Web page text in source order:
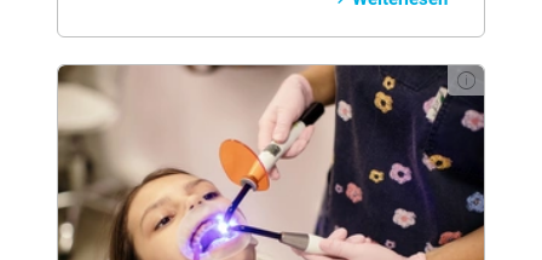
Zahnpflege der Kleinen zu beachten gibt,
erfahren Sie hier.